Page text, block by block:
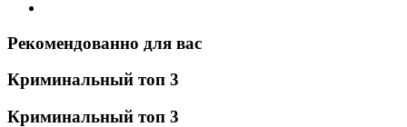
Рекомендованно для вас
Криминальный топ 3
Криминальный топ 3